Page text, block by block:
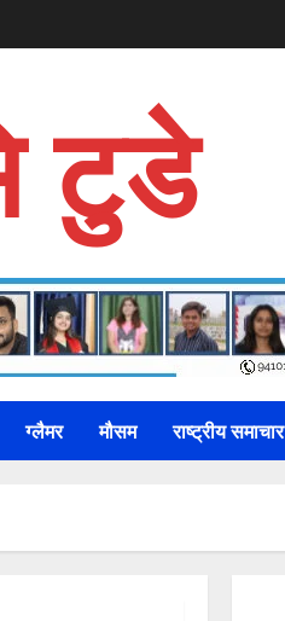
टुडे
ग्लैमर मौसम राष्ट्रीय समाचार